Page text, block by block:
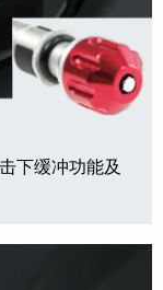
下缓冲功能及